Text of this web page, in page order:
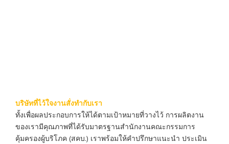
บริษัทที่ไว้ใจงานสั่งทำกับเรา
ทั้งเพื่อผลประกอบการให้ได้ตามเป้าหมายที่วางไว้ การผลิตงาน
ของเรามีคุณภาพที่ได้รับมาตรฐานสำนักงานคณะกรรมการ
คุ้มครองผู้บริโภค (สคบ.) เราพร้อมให้คำปรึกษาแนะนำ ประเมิน